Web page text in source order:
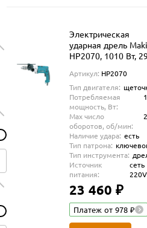
Электрическая
ударная дрель
HP2070, 1010 Вт,
Артикул: HP2070
Тип двигателя:
Потребляемая
мощность, Вт:
Max число
оборотов, об/мин:
Наличие удара: есть
Тип патрона:
Тип инструмента:
Источник
питания:
сеть
220V
23 460 ₽
Платеж от 978 ₽